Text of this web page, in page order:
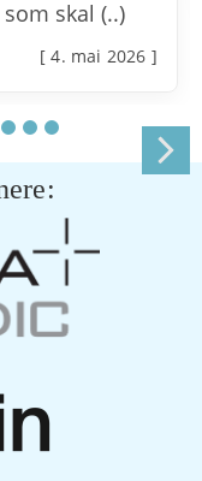
skal (..)
[ 4. mai 2026 ]